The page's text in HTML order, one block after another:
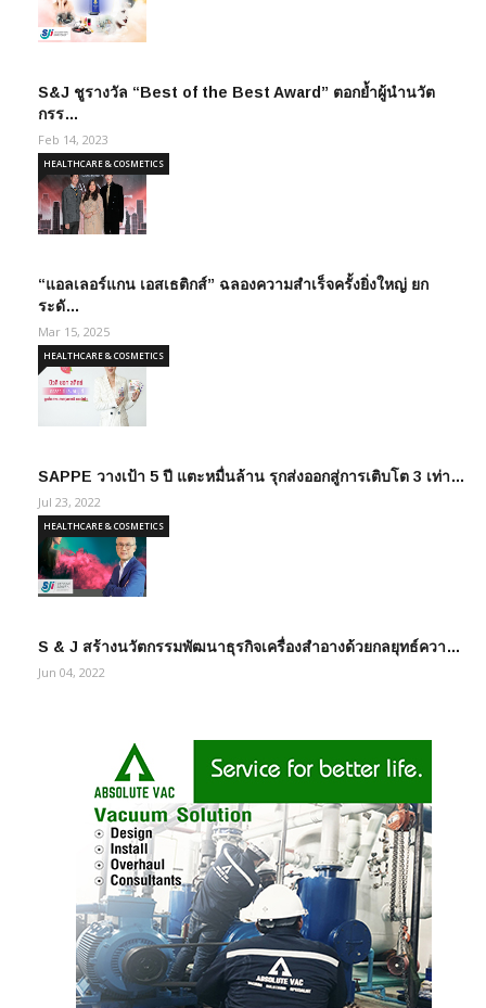
S&J ชูรางวัล “Best of the Best Award” ตอกย้ำผู้นำนวัต
กรร…
Feb 14, 2023
“แอลเลอร์แกน เอสเธติกส์” ฉลองความสำเร็จครั้งยิ่งใหญ่ ยก
ระดั…
HEALTHCARE & COSMETICS
Mar 15, 2025
SAPPE วางเป้า 5 ปี แตะหมื่นล้าน รุกส่งออกสู่การเติบโต 3 เท่า…
HEALTHCARE & COSMETICS
Jul 23, 2022
S & J สร้างนวัตกรรมพัฒนาธุรกิจเครื่องสำอางด้วยกลยุทธ์ควา…
HEALTHCARE & COSMETICS
Jun 04, 2022